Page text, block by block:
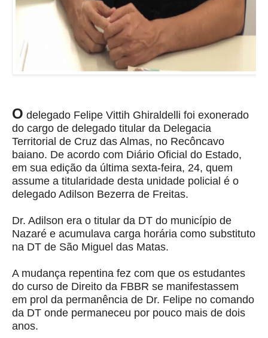
O delegado Felipe Vittih Ghiraldelli foi exonerado
do cargo de delegado titular da Delegacia
Territorial de Cruz das Almas, no Recôncavo
baiano. De acordo com Diário Oficial do Estado,
em sua edição da última sexta-feira, 24, quem
assume a titularidade desta unidade policial é o
delegado Adilson Bezerra de Freitas.
Dr. Adilson era o titular da DT do município de
Nazaré e acumulava carga horária como substituto
na DT de São Miguel das Matas.
A mudança repentina fez com que os estudantes
do curso de Direito da FBBR se manifestassem
em prol da permanência de Dr. Felipe no comando
da DT onde permaneceu por pouco mais de dois
anos.